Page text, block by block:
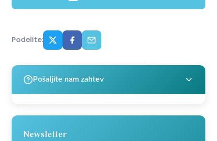
Podelite:
Pošaljite nam zahtev
Newsletter